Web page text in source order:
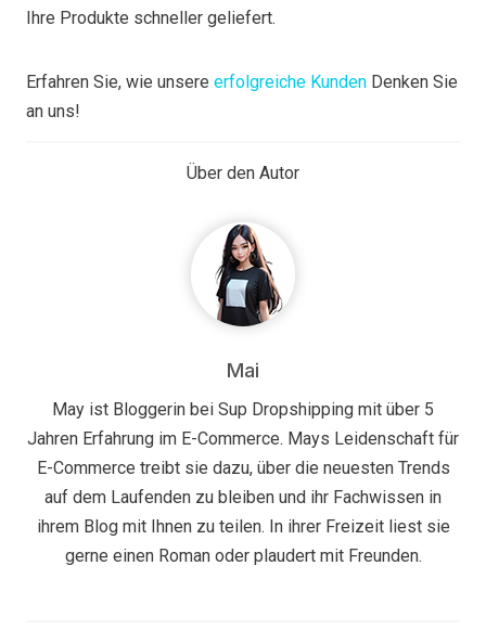
Ihre Produkte schneller geliefert.
Erfahren Sie, wie unsere erfolgreiche Kunden Denken Sie
an uns!
Über den Autor
Mai
May ist Bloggerin bei Sup Dropshipping mit über 5
Jahren Erfahrung im E-Commerce. Mays Leidenschaft für
E-Commerce treibt sie dazu, über die neuesten Trends
auf dem Laufenden zu bleiben und ihr Fachwissen in
ihrem Blog mit Ihnen zu teilen. In ihrer Freizeit liest sie
gerne einen Roman oder plaudert mit Freunden.